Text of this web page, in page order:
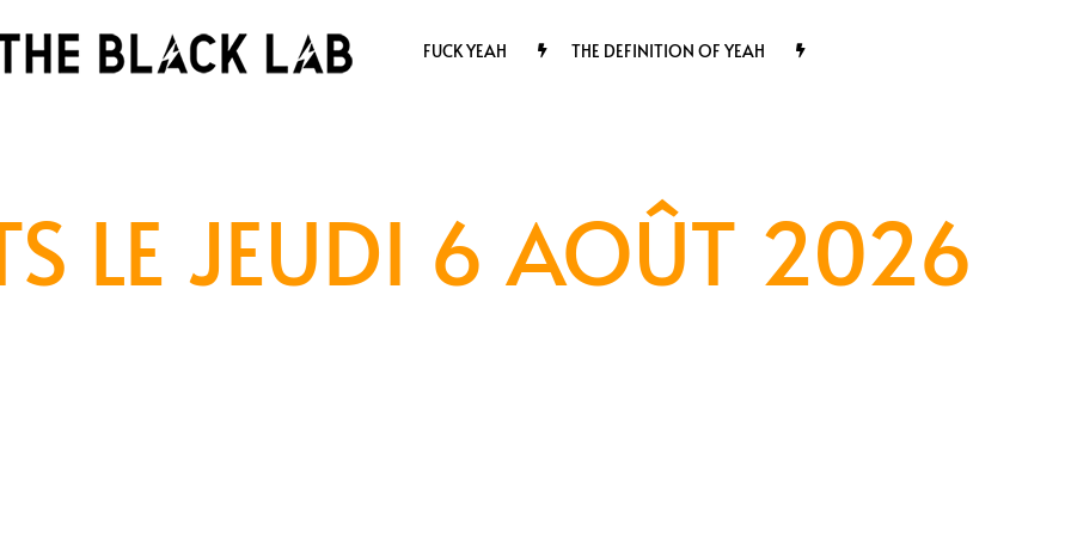
FUCK YEAH THE DEFINITION OF YEAH
LE JEUDI 6 AOÛT 2026